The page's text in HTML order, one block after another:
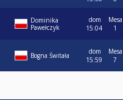
Dominika
Pawełczyk
dom
15:04
Mesa
1
Bogna Świtała
dom
15:59
Mesa
7